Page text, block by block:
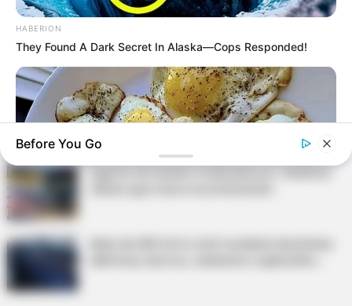
4,61 bilhões para 2,7 milhões de
contribuintes.
Motos e bicicletas para ACS e ACE: veja o
passo a passo para conseguir o benefício.
HABERION
They Found A Dark Secret In Alaska—Cops Responded!
Your Body
Before You Go